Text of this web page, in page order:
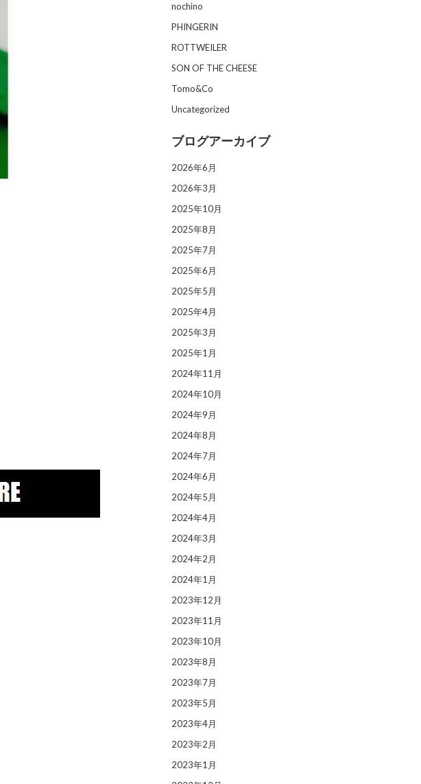
nochino
PHINGERIN
ROTTWEILER
SON OF THE CHEESE
Tomo&Co
Uncategorized
ブログアーカイブ
2026年6月
2026年3月
2025年10月
2025年8月
2025年7月
2025年6月
2025年5月
2025年4月
2025年3月
2025年1月
2024年11月
2024年10月
2024年9月
2024年8月
2024年7月
2024年6月
2024年5月
2024年4月
2024年3月
2024年2月
2024年1月
2023年12月
2023年11月
2023年10月
2023年8月
2023年7月
2023年5月
2023年4月
2023年2月
2023年1月